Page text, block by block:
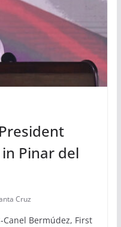
Pinar del
Cruz
Bermúdez, First